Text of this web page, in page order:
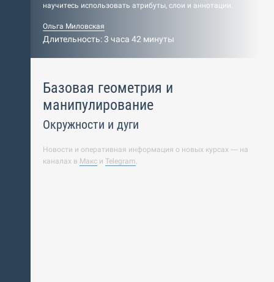
научитесь использовать атрибуты, слои и аннотации.
Ольга Миловская
Длительность: 3 часа 42 минуты
Базовая геометрия и
манипулирование
Окружности и дуги
Новости и оперативная информация о новых курсах — на
каналах в Макс и Telegram.